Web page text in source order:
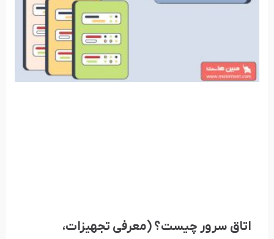
اتاق سرور چیست؟ (معرفی تجهیزات،